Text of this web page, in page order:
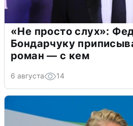
«Не просто слух»:
Бондарчуку
роман — с кем
6 августа 14